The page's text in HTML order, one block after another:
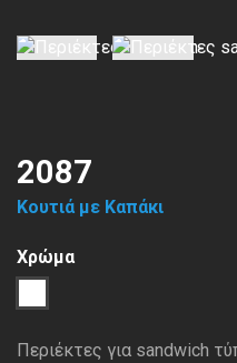
2087
Κουτιά με Καπάκι
Χρώμα
Περιέκτες για sandwich